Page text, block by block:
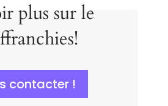
plus sur le
contacter !